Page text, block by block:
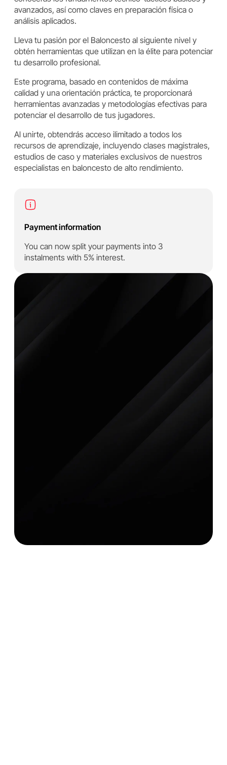
avanzados, así como claves en preparación física o
análisis aplicados.
Lleva tu pasión por el Baloncesto al siguiente nivel y
obtén herramientas que utilizan en la élite para potenciar
tu desarrollo profesional.
Este programa, basado en contenidos de máxima
calidad y una orientación práctica, te proporcionará
herramientas avanzadas y metodologías efectivas para
potenciar el desarrollo de tus jugadores.
Al unirte, obtendrás acceso ilimitado a todos los
recursos de aprendizaje, incluyendo clases magistrales,
estudios de caso y materiales exclusivos de nuestros
especialistas en baloncesto de alto rendimiento.
Payment information
You can now split your payments into 3
instalments with 5% interest.